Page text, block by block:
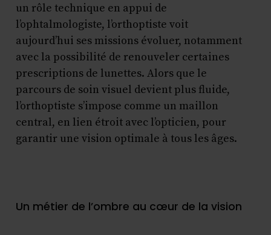
un rôle technique en appui de
l’ophtalmologiste, l’orthoptiste voit
aujourd’hui ses missions évoluer, notamment
avec la possibilité de renouveler certaines
prescriptions de lunettes. Alors que le
parcours de soin visuel devient plus fluide,
l’orthoptiste s’impose comme un maillon
central, en lien étroit avec l’opticien, pour
garantir une vision optimale à tous les âges.
Un métier de l’ombre au cœur de la vision